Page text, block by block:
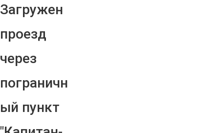
Загружен
проезд
через
пограничн
ый пункт